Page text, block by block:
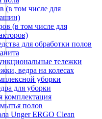
(в том числе для
(в том числе для
для обработки полов
тележки
ведра на колесах
уборки
для уборки
комплектация
полов
Unger ERGO Clean